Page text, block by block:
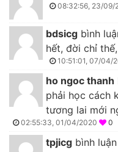
08:32:56, 23/09/
bdsicg bình
hết, đời chỉ
10:51:01, 07/04/
ho ngoc thanh
phải học cách
tương lai mới
02:55:33, 01/04/2020 0
tpjicg bình